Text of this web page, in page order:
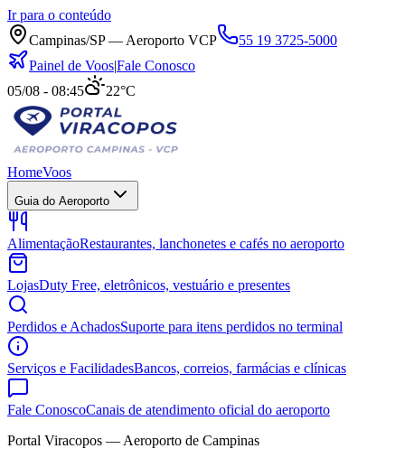
Ir para o conteúdo
Campinas/SP — Aeroporto VCP
55 19 3725-5000
Painel de Voos|Fale Conosco
05/08 - 08:45
22°C
HomeVoos
Guia do Aeroporto
AlimentaçãoRestaurantes, lanchonetes e cafés no aeroporto
LojasDuty Free, eletrônicos, vestuário e presentes
Perdidos e AchadosSuporte para itens perdidos no terminal
Serviços e FacilidadesBancos, correios, farmácias e clínicas
Fale ConoscoCanais de atendimento oficial do aeroporto
Portal Viracopos — Aeroporto de Campinas